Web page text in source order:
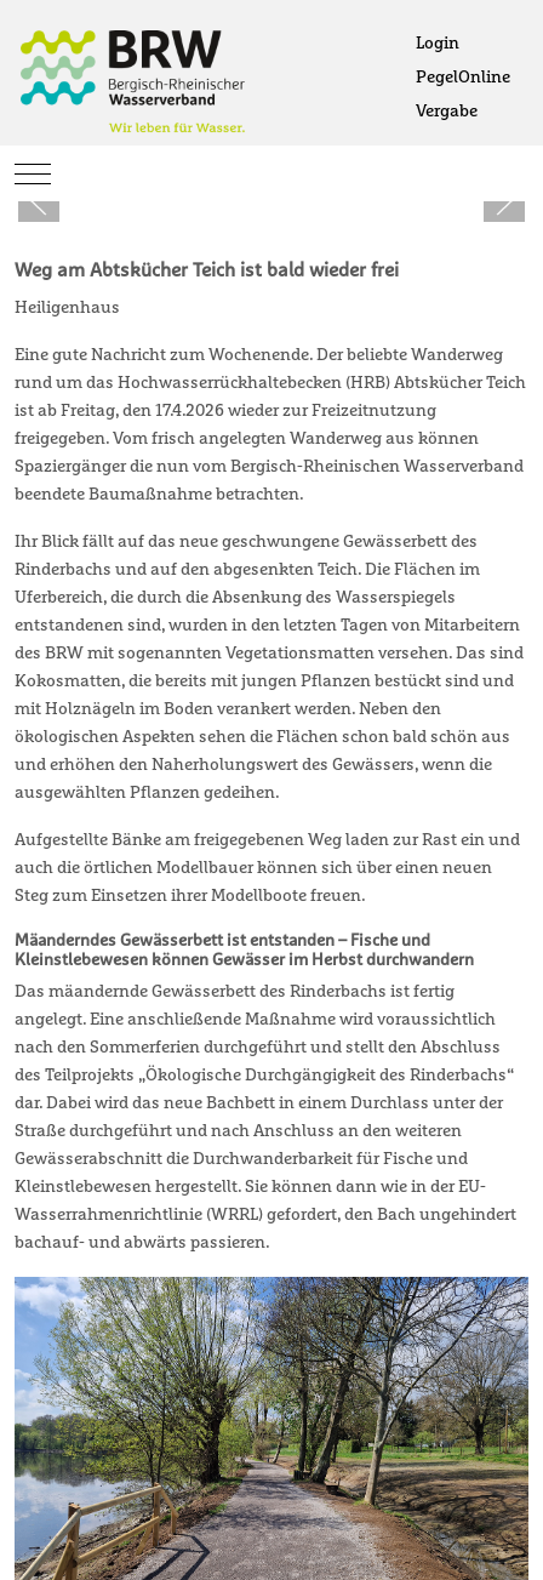
Login
PegelOnline
Vergabe
Mobile Menu Toggle
Weg am Abtskücher Teich ist bald wieder frei
Heiligenhaus
Eine gute Nachricht zum Wochenende. Der beliebte Wanderweg
rund um das Hochwasserrückhaltebecken (HRB) Abtskücher Teich
ist ab Freitag, den 17.4.2026 wieder zur Freizeitnutzung
freigegeben. Vom frisch angelegten Wanderweg aus können
Spaziergänger die nun vom Bergisch-Rheinischen Wasserverband
beendete Baumaßnahme betrachten.
Ihr Blick fällt auf das neue geschwungene Gewässerbett des
Rinderbachs und auf den abgesenkten Teich. Die Flächen im
Uferbereich, die durch die Absenkung des Wasserspiegels
entstandenen sind, wurden in den letzten Tagen von Mitarbeitern
des BRW mit sogenannten Vegetationsmatten versehen. Das sind
Kokosmatten, die bereits mit jungen Pflanzen bestückt sind und
mit Holznägeln im Boden verankert werden. Neben den
ökologischen Aspekten sehen die Flächen schon bald schön aus
und erhöhen den Naherholungswert des Gewässers, wenn die
ausgewählten Pflanzen gedeihen.
Aufgestellte Bänke am freigegebenen Weg laden zur Rast ein und
auch die örtlichen Modellbauer können sich über einen neuen
Steg zum Einsetzen ihrer Modellboote freuen.
Mäanderndes Gewässerbett ist entstanden – Fische und
Kleinstlebewesen können Gewässer im Herbst durchwandern
Das mäandernde Gewässerbett des Rinderbachs ist fertig
angelegt. Eine anschließende Maßnahme wird voraussichtlich
nach den Sommerferien durchgeführt und stellt den Abschluss
des Teilprojekts „Ökologische Durchgängigkeit des Rinderbachs“
dar. Dabei wird das neue Bachbett in einem Durchlass unter der
Straße durchgeführt und nach Anschluss an den weiteren
Gewässerabschnitt die Durchwanderbarkeit für Fische und
Kleinstlebewesen hergestellt. Sie können dann wie in der EU-
Wasserrahmenrichtlinie (WRRL) gefordert, den Bach ungehindert
bachauf- und abwärts passieren.